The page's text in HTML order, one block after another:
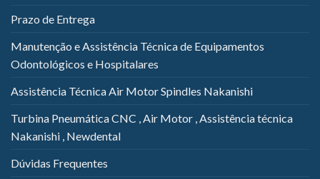
Prazo de Entrega
Manutenção e Assistência Técnica de Equipamentos
Odontológicos e Hospitalares
Assistência Técnica Air Motor Spindles Nakanishi
Turbina Pneumática CNC , Air Motor , Assistência técnica
Nakanishi , Newdental
Dúvidas Frequentes